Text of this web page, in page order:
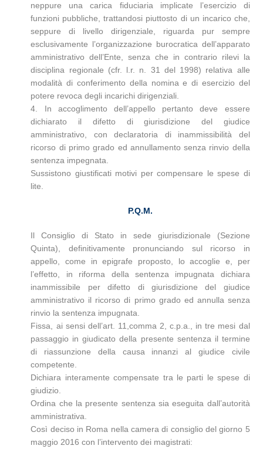
neppure una carica fiduciaria implicate l’esercizio di
funzioni pubbliche, trattandosi piuttosto di un incarico che,
seppure di livello dirigenziale, riguarda pur sempre
esclusivamente l’organizzazione burocratica dell’apparato
amministrativo dell’Ente, senza che in contrario rilevi la
disciplina regionale (cfr. l.r. n. 31 del 1998) relativa alle
modalità di conferimento della nomina e di esercizio del
potere revoca degli incarichi dirigenziali.
4. In accoglimento dell’appello pertanto deve essere
dichiarato il difetto di giurisdizione del giudice
amministrativo, con declaratoria di inammissibilità del
ricorso di primo grado ed annullamento senza rinvio della
sentenza impegnata.
Sussistono giustificati motivi per compensare le spese di
lite.
P.Q.M.
Il Consiglio di Stato in sede giurisdizionale (Sezione
Quinta), definitivamente pronunciando sul ricorso in
appello, come in epigrafe proposto, lo accoglie e, per
l’effetto, in riforma della sentenza impugnata dichiara
inammissibile per difetto di giurisdizione del giudice
amministrativo il ricorso di primo grado ed annulla senza
rinvio la sentenza impugnata.
Fissa, ai sensi dell’art. 11,comma 2, c.p.a., in tre mesi dal
passaggio in giudicato della presente sentenza il termine
di riassunzione della causa innanzi al giudice civile
competente.
Dichiara interamente compensate tra le parti le spese di
giudizio.
Ordina che la presente sentenza sia eseguita dall’autorità
amministrativa.
Così deciso in Roma nella camera di consiglio del giorno 5
maggio 2016 con l’intervento dei magistrati: